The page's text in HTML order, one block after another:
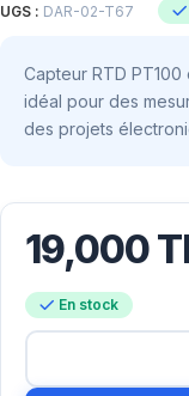
UGS : DAR-02-T67
Capteur RTD PT100
idéal pour des
des projets
19,000
En stock